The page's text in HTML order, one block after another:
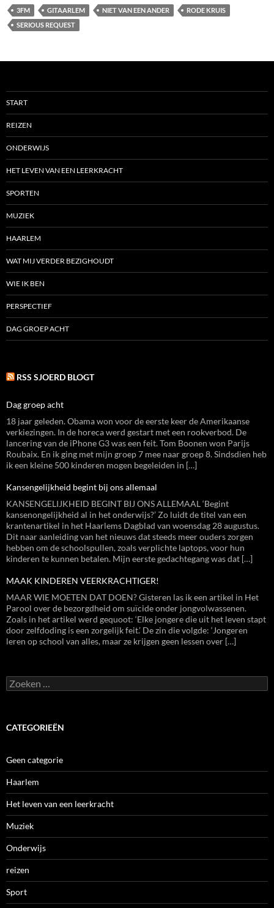
3FM GITAARLEM NIET VAN EEN ANDER
RODE KRUIS
SERIOUS REQUEST
START
REIZEN
ONDERWIJS
HET LEVEN VAN EEN LEERKRACHT
SPORTEN
MUZIEK
HAARLEM
WAT MIJ VERDER BEZIGHOUDT
WIE IK BEN
PERSPECTIEF
DAG GROEP ACHT
RSS SJOERD BLOGT
Dag groep acht
18 jaar geleden. Obama won voor de eerste keer de Amerikaanse
verkiezingen. In de horeca werd gestart met een rookverbod. De
lancering van de iPhone G3 was een feit. Tom Boonen won Parijs
Roubaix. En ik ging met mijn groep 7 mee naar groep 8. Sindsdien heb
ik een kleine 500 kinderen mogen begeleiden in […]
Kansengelijkheid begint bij ons allemaal
KANSENGELIJKHEID BEGINT BIJ ONS ALLEMAAL ‘Begint
kansenongelijkheid al in het onderwijs?’ Zo luidt de titel van een
krantenartikel in het Haarlems Dagblad van woensdag 28 augustus.
Dit naar aanleiding van het nieuws dat steeds meer ouders zorgen
hebben om de schoolspullen, zoals verplichte laptops, voor hun
kinderen te kunnen betalen. Mijn eerste gedachtegang was dat […]
MAAK KINDEREN VEERKRACHTIGER!
MAAR WIE MOETEN DAT DOEN? Gisteren las ik een artikel in Het
Parool over de bezorgdheid om suïcide onder jongvolwassenen.
Zoals in het artikel werd gequoot: ‘Elke jongere die uit het leven stapt
door zelfdoding is een zorgelijk feit.’ De zin die volgde: ‘Jongeren
leren op school van alles, maar ze krijgen geen lessen over […]
Zoeken
naar:
CATEGORIEËN
Geen categorie
Haarlem
Het leven van een leerkracht
Muziek
Onderwijs
reizen
Sport